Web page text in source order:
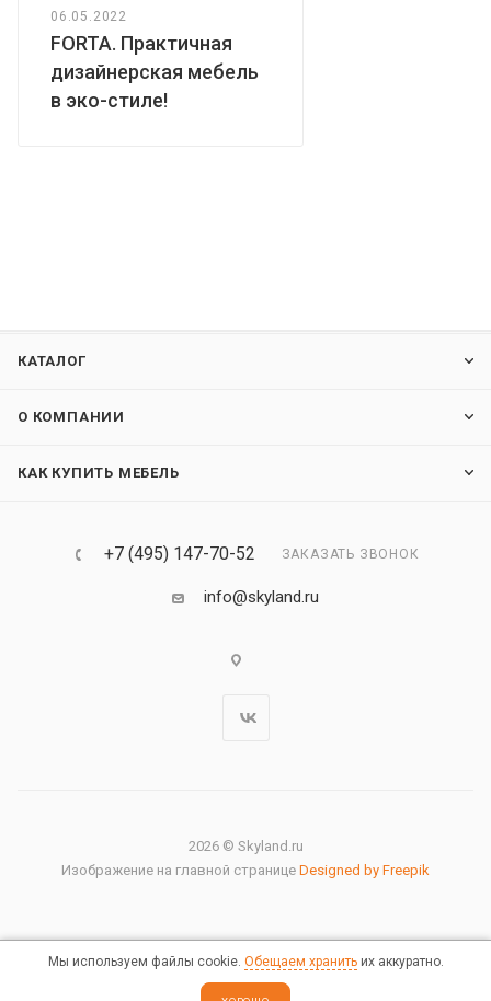
06.05.2022
FORTA. Практичная
дизайнерская мебель
в эко-стиле!
КАТАЛОГ
О КОМПАНИИ
КАК КУПИТЬ МЕБЕЛЬ
+7 (495) 147-70-52 ЗАКАЗАТЬ ЗВОНОК
info@skyland.ru
2026 © Skyland.ru
Изображение на главной странице Designed by Freepik
Правовая информация
Мы используем файлы cookie. Обещаем хранитьих аккуратно.